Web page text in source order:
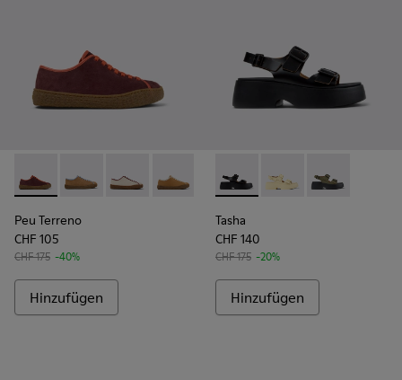
Peu Terreno - K201824-001 - Mehrfarbige Nubuk- und
Peu Terreno - K201824-007
Peu Terreno - K201824-006
Peu Terreno - K201824-003
Peu Terreno
CHF 105
CHF 175 -40%
Hinzufügen
Tasha - K201712-001 -
Tasha - K201712-005
Tasha -
Tasha
CHF 140
CHF 175 -20%
Hinzufügen